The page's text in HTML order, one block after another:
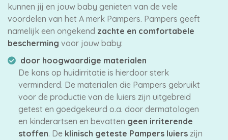
kunnen jij en jouw baby genieten van de vele
voordelen van het A merk Pampers. Pampers geeft
namelijk een ongekend zachte en comfortabele
bescherming voor jouw baby:
door hoogwaardige materialen
De kans op huidirritatie is hierdoor sterk
verminderd. De materialen die Pampers gebruikt
voor de productie van de luiers zijn uitgebreid
getest en goedgekeurd o.a. door dermatologen
en kinderartsen en bevatten geen irriterende
stoffen. De klinisch geteste Pampers luierszijn